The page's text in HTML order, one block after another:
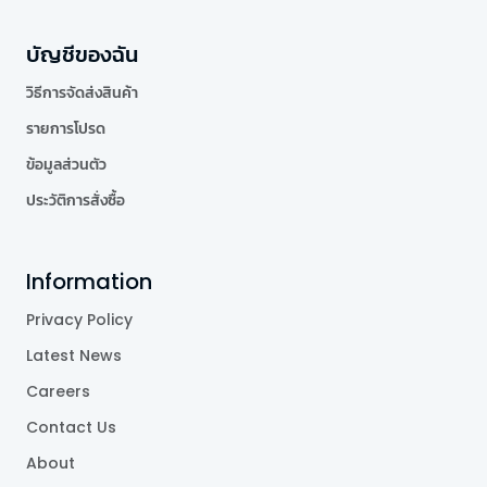
บัญชีของฉัน
วิธีการจัดส่งสินค้า
รายการโปรด
ข้อมูลส่วนตัว
ประวัติการสั่งซื้อ
Information
Privacy Policy
Latest News
Careers
Contact Us
About